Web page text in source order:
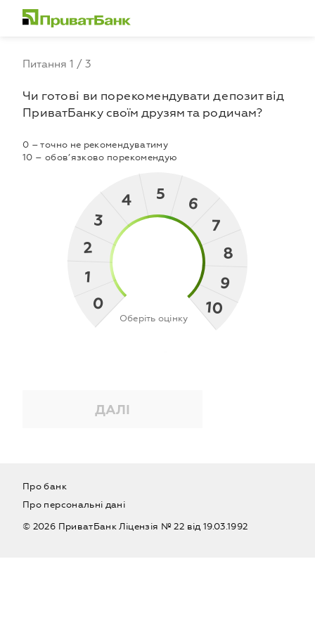
Питання 1 / 3
Чи готові ви порекомендувати депозит від
ПриватБанку своїм друзям та родичам?
0 – точно не рекомендуватиму
10 – обов’язково порекомендую
0
1
2
3
4 5 6
7
8
9
10
Оберіть оцінку
ДАЛІ
Про банк
Про персональні дані
© 2026 ПриватБанк Ліцензія № 22 від 19.03.1992